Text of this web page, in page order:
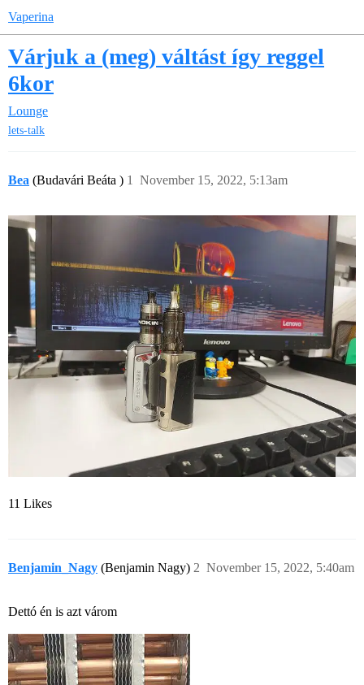
Vaperina
Várjuk a (meg) váltást így reggel
6kor
Lounge
lets-talk
Bea (Budavári Beáta ) November 15, 2022, 5:13am
1
11 Likes
Benjamin_Nagy (Benjamin Nagy) November 15, 2022, 5:40am
2
Dettó én is azt várom